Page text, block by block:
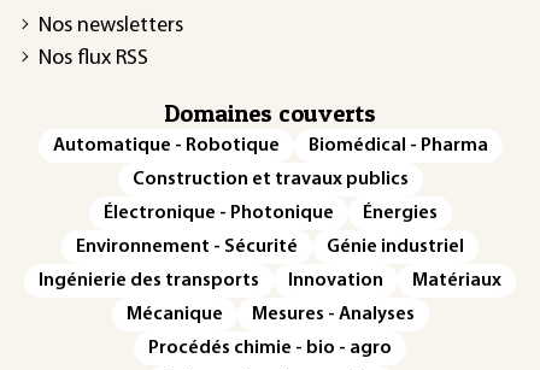
Nos newsletters
Nos flux RSS
Domaines couverts
Automatique - Robotique
Biomédical - Pharma
Construction et travaux publics
Électronique - Photonique
Énergies
Environnement - Sécurité
Génie industriel
Ingénierie des transports
Innovation
Matériaux
Mécanique
Mesures - Analyses
Procédés chimie - bio - agro